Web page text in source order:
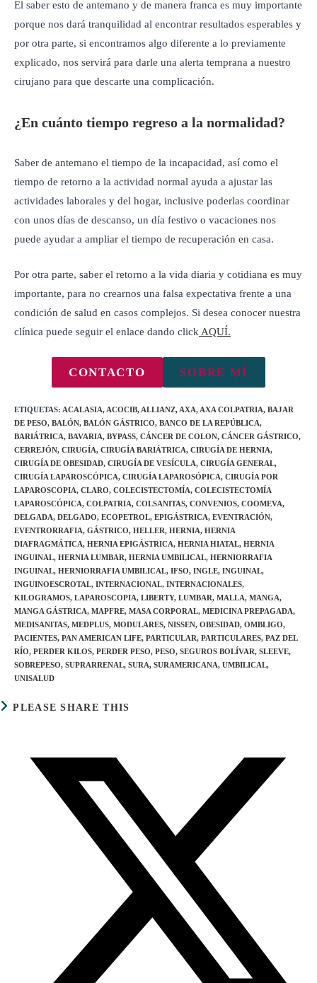
El saber esto de antemano y de manera franca es muy importante
porque nos dará tranquilidad al encontrar resultados esperables y
por otra parte, si encontramos algo diferente a lo previamente
explicado, nos servirá para darle una alerta temprana a nuestro
cirujano para que descarte una complicación.
¿En cuánto tiempo regreso a la normalidad?
Saber de antemano el tiempo de la incapacidad, así como el
tiempo de retorno a la actividad normal ayuda a ajustar las
actividades laborales y del hogar, inclusive poderlas coordinar
con unos días de descanso, un día festivo o vacaciones nos
puede ayudar a ampliar el tiempo de recuperación en casa.
Por otra parte, saber el retorno a la vida diaria y cotidiana es muy
importante, para no crearnos una falsa expectativa frente a una
condición de salud en casos complejos. Si desea conocer nuestra
clínica puede seguir el enlace dando click AQUÍ.
CONTACTO SOBRE MÍ
ETIQUETAS: ACALASIA,ACOCIB,ALLIANZ,AXA,AXA COLPATRIA, BAJAR
DE PESO, BALÓN, BALÓN GÁSTRICO, BANCO DE LA REPÚBLICA,
BARIÁTRICA, BAVARIA, BYPASS, CÁNCER DE COLON, CÁNCER GÁSTRICO,
CERREJÓN, CIRUGÍA, CIRUGÍA BARIÁTRICA, CIRUGÍA DE HERNIA,
CIRUGÍA DE OBESIDAD, CIRUGÍA DE VESÍCULA, CIRUGÍA GENERAL,
CIRUGÍA LAPAROSCÓPICA, CIRUGÍA LAPAROSÓPICA, CIRUGÍA POR
LAPAROSCOPIA, CLARO, COLECISTECTOMÍA, COLECISTECTOMÍA
LAPAROSCÓPICA, COLPATRIA, COLSANITAS, CONVENIOS, COOMEVA,
DELGADA, DELGADO, ECOPETROL, EPIGÁSTRICA, EVENTRACIÓN,
EVENTRORRAFIA, GÁSTRICO, HELLER, HERNIA, HERNIA
DIAFRAGMÁTICA, HERNIA EPIGÁSTRICA, HERNIA HIATAL, HERNIA
INGUINAL, HERNIA LUMBAR, HERNIA UMBILICAL, HERNIORRAFIA
INGUINAL, HERNIORRAFIA UMBILICAL, IFSO, INGLE, INGUINAL,
INGUINOESCROTAL, INTERNACIONAL, INTERNACIONALES,
KILOGRAMOS, LAPAROSCOPIA, LIBERTY, LUMBAR, MALLA, MANGA,
MANGA GÁSTRICA, MAPFRE, MASA CORPORAL, MEDICINA PREPAGADA,
MEDISANITAS, MEDPLUS, MODULARES, NISSEN, OBESIDAD, OMBLIGO,
PACIENTES, PAN AMERICAN LIFE, PARTICULAR, PARTICULARES, PAZ DEL
RÍO, PERDER KILOS, PERDER PESO, PESO, SEGUROS BOLÍVAR, SLEEVE,
SOBREPESO, SUPRARRENAL, SURA, SURAMERICANA, UMBILICAL,
UNISALUD
PLEASE SHARE THIS